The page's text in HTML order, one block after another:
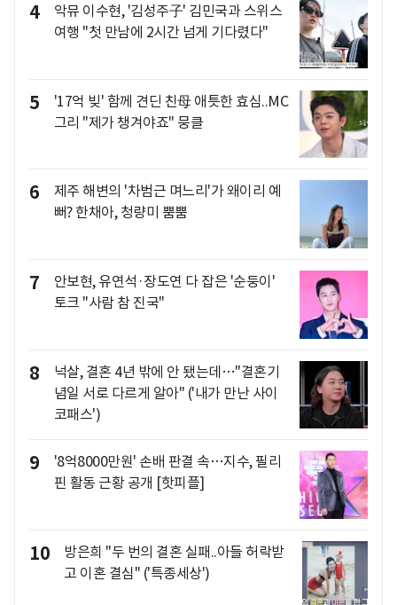
4
악뮤 이수현, '김성주子' 김민국과 스위스
여행 "첫 만남에 2시간 넘게 기다렸다"
5
'17억 빚' 함께 견딘 친母 애틋한 효심..MC
그리 "제가 챙겨야죠" 뭉클
6
제주 해변의 '차범근 며느리'가 왜이리 예
뻐? 한채아, 청량미 뿜뿜
7
안보현, 유연석·장도연 다 잡은 '순둥이'
토크 "사람 참 진국"
8
넉살, 결혼 4년 밖에 안 됐는데…"결혼기
념일 서로 다르게 알아" ('내가 만난 사이
코패스')
9
'8억8000만원' 손배 판결 속…지수, 필리
핀 활동 근황 공개 [핫피플]
10
방은희 "두 번의 결혼 실패..아들 허락받
고 이혼 결심" ('특종세상')